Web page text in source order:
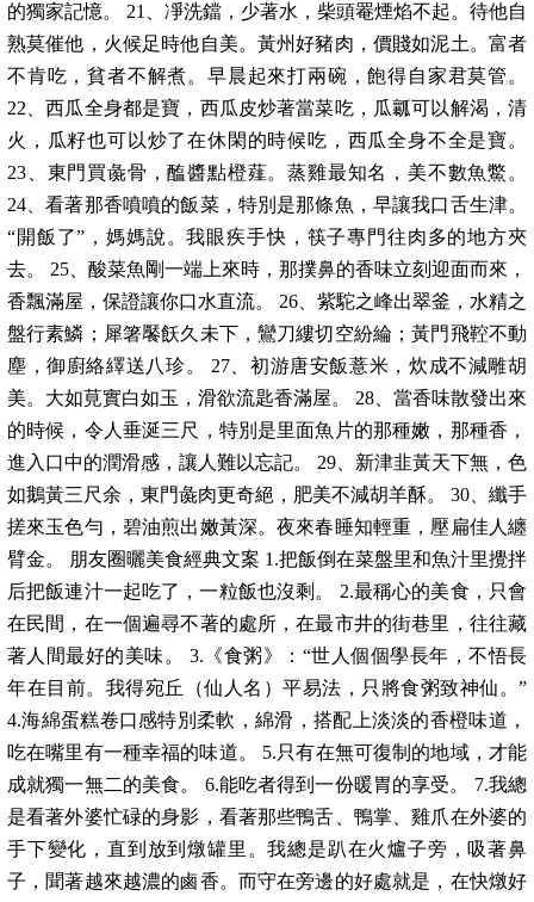
的獨家記憶。 21、凈洗鐺，少著水，柴頭罨煙焰不起。待他自
熟莫催他，火候足時他自美。黃州好豬肉，價賤如泥土。富者
不肯吃，貧者不解煮。早晨起來打兩碗，飽得自家君莫管。
22、西瓜全身都是寶，西瓜皮炒著當菜吃，瓜瓤可以解渴，清
火，瓜籽也可以炒了在休閑的時候吃，西瓜全身不全是寶。
23、東門買彘骨，醢醬點橙薤。蒸雞最知名，美不數魚鱉。
24、看著那香噴噴的飯菜，特別是那條魚，早讓我口舌生津。
“開飯了”，媽媽說。我眼疾手快，筷子專門往肉多的地方夾
去。 25、酸菜魚剛一端上來時，那撲鼻的香味立刻迎面而來，
香飄滿屋，保證讓你口水直流。 26、紫駝之峰出翠釜，水精之
盤行素鱗；犀箸饜飫久未下，鸞刀縷切空紛綸；黃門飛鞚不動
塵，御廚絡繹送八珍。 27、初游唐安飯薏米，炊成不減雕胡
美。大如莧實白如玉，滑欲流匙香滿屋。 28、當香味散發出來
的時候，令人垂涎三尺，特別是里面魚片的那種嫩，那種香，
進入口中的潤滑感，讓人難以忘記。 29、新津韭黃天下無，色
如鵝黃三尺余，東門彘肉更奇絕，肥美不減胡羊酥。 30、纖手
搓來玉色勻，碧油煎出嫩黃深。夜來春睡知輕重，壓扁佳人纏
臂金。 朋友圈曬美食經典文案 1.把飯倒在菜盤里和魚汁里攪拌
后把飯連汁一起吃了，一粒飯也沒剩。 2.最稱心的美食，只會
在民間，在一個遍尋不著的處所，在最市井的街巷里，往往藏
著人間最好的美味。 3.《食粥》：“世人個個學長年，不悟長
年在目前。我得宛丘（仙人名）平易法，只將食粥致神仙。”
4.海綿蛋糕卷口感特別柔軟，綿滑，搭配上淡淡的香橙味道，
吃在嘴里有一種幸福的味道。 5.只有在無可復制的地域，才能
成就獨一無二的美食。 6.能吃者得到一份暖胃的享受。 7.我總
是看著外婆忙碌的身影，看著那些鴨舌、鴨掌、雞爪在外婆的
手下變化，直到放到燉罐里。我總是趴在火爐子旁，吸著鼻
子，聞著越來越濃的鹵香。而守在旁邊的好處就是，在快燉好